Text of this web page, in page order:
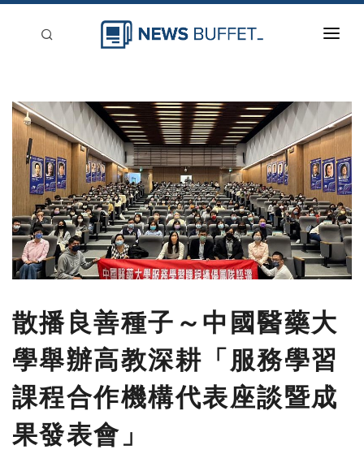
新聞稿分類
登入
刊登
散播良善種子～中國醫藥大
學舉辦高教深耕「服務學習
課程合作機構代表座談暨成
果發表會」